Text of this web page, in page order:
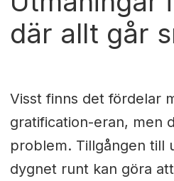
där allt går
Visst finns det fördelar
gratification-eran, men
problem. Tillgången till
dygnet runt kan göra